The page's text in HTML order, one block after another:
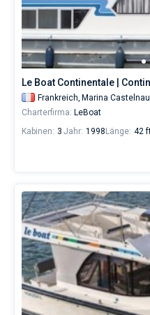
Le Boat Continentale |
Frankreich, Marina
Charterfirma: LeBoat
Kabinen: 3 Jahr: 1998 Länge: 42